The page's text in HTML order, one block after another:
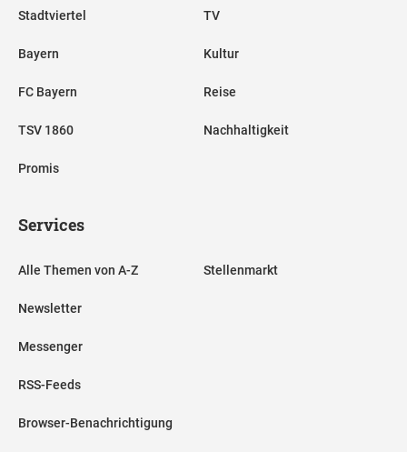
Stadtviertel
Bayern
FC Bayern
TSV 1860
Promis
TV
Kultur
Reise
Nachhaltigkeit
Services
Alle Themen von A-Z
Newsletter
Messenger
RSS-Feeds
Browser-Benachrichtigung
Stellenmarkt